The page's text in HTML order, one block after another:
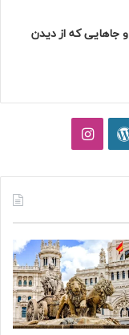
که از دیدن
وردپرساینستاگرام